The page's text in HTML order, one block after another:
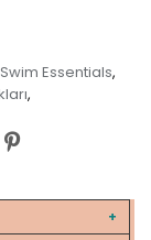
Swim Essentials,
,